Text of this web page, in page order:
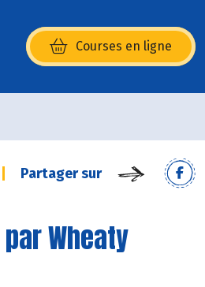
Courses en ligne
(s’ouvre dans une nouvelle
Partager sur
Wheaty